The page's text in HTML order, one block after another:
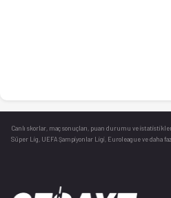
Canlı skorlar , maç sonuçları, puan durumu ve
Süper Lig, UEFA Şampiyonlar Ligi, Euroleague ve daha